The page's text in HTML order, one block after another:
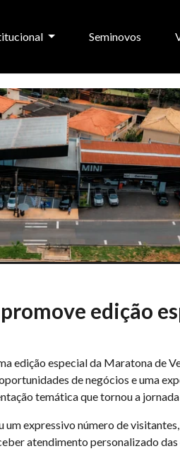
Seminovos
edição
edição especial da Maratona de
de negócios e uma
temática que tornou a
expressivo número de
atendimento personalizado